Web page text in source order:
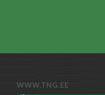
WWW.TNG.EE